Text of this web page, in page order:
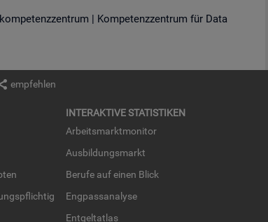
| Kompetenzzentrum für Data
empfehlen
IN­TER­AK­TI­VE STA­TIS­TI­KEN
Ar­beits­markt­mo­ni­tor
Aus­bil­dungs­markt
Be­ru­fe auf einen Blick
Eng­pass­ana­ly­se
Ent­gel­t­at­las